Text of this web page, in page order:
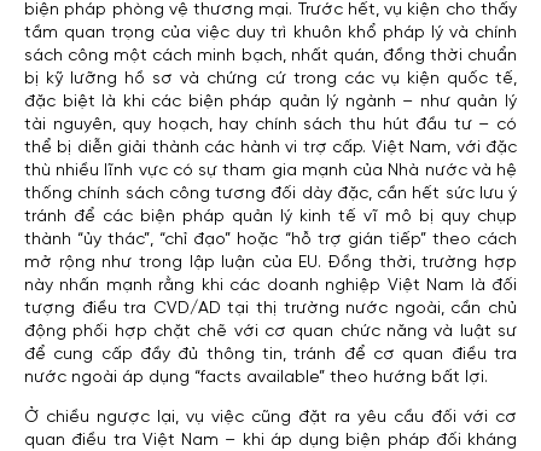
biện pháp phòng vệ thương mại. Trước hết, vụ kiện cho thấy
tầm quan trọng của việc duy trì khuôn khổ pháp lý và chính
sách công một cách minh bạch, nhất quán, đồng thời chuẩn
bị kỹ lưỡng hồ sơ và chứng cứ trong các vụ kiện quốc tế,
đặc biệt là khi các biện pháp quản lý ngành – như quản lý
tài nguyên, quy hoạch, hay chính sách thu hút đầu tư – có
thể bị diễn giải thành các hành vi trợ cấp. Việt Nam, với đặc
thù nhiều lĩnh vực có sự tham gia mạnh của Nhà nước và hệ
thống chính sách công tương đối dày đặc, cần hết sức lưu ý
tránh để các biện pháp quản lý kinh tế vĩ mô bị quy chụp
thành “ủy thác”, “chỉ đạo” hoặc “hỗ trợ gián tiếp” theo cách
mở rộng như trong lập luận của EU. Đồng thời, trường hợp
này nhấn mạnh rằng khi các doanh nghiệp Việt Nam là đối
tượng điều tra CVD/AD tại thị trường nước ngoài, cần chủ
động phối hợp chặt chẽ với cơ quan chức năng và luật sư
để cung cấp đầy đủ thông tin, tránh để cơ quan điều tra
nước ngoài áp dụng “facts available” theo hướng bất lợi.
Ở chiều ngược lại, vụ việc cũng đặt ra yêu cầu đối với cơ
quan điều tra Việt Nam – khi áp dụng biện pháp đối kháng